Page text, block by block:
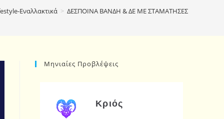
Εναλλακτικά > ΔΕΣΠΟΙΝΑ ΒΑΝΔΗ & ΔΕ ΜΕ ΣΤΑΜΑΤΗΣΕΣ
Μηνιαίες Προβλέψεις
Κριός